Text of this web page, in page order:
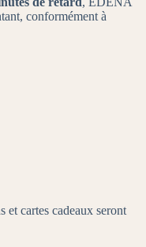
conformément à
et cartes cadeaux seront